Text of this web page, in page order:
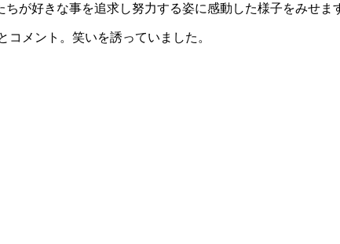
が好きな事を追求し努力する姿に感動した様子をみせま
メント。笑いを誘っていました。